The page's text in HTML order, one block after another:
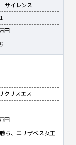
サイレンス
円
クリスエス
円
ち、エリザベス女王